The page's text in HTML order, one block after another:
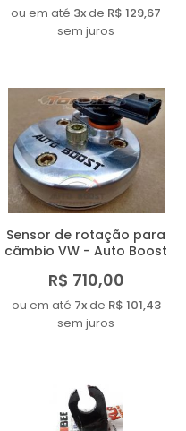
ou em até 3xde R$ 129,67
sem juros
Sensor de rotação para
câmbio VW - Auto Boost
R$ 710,00
ou em até 7xde R$ 101,43
sem juros